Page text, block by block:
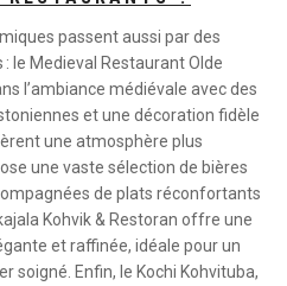
passent aussi par des
le Medieval Restaurant Olde
l’ambiance médiévale avec des
et une décoration fidèle
une atmosphère plus
une vaste sélection de bières
de plats réconfortants
Kohvik & Restoran offre une
et raffinée, idéale pour un
soigné. Enfin, le Kochi Kohvituba,